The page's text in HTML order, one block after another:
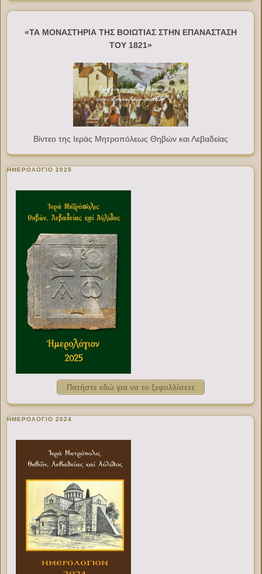
«ΤΑ ΜΟΝΑΣΤΗΡΙΑ ΤΗΣ ΒΟΙΩΤΙΑΣ ΣΤΗΝ ΕΠΑΝΑΣΤΑΣΗ
ΤΟΥ 1821»
Βίντεο της Ιεράς Μητροπόλεως Θηβών και Λεβαδείας
ΗΜΕΡΟΛΟΓΙΟ 2025
Πατήστε εδώ για να το ξεφυλλίσετε
ΗΜΕΡΟΛΟΓΙΟ 2024